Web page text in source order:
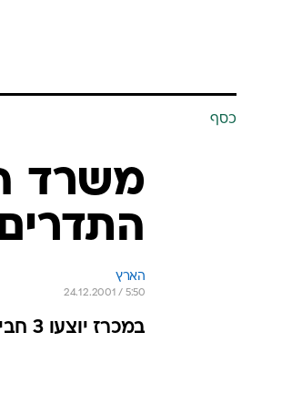
כסף
משרד
התדרים ב-10
הארץ
24.12.2001 / 5:50
במכרז יוצעו 3 חבילות תדרים במחיר מינימום של 6 מיליון שקל לחבילה